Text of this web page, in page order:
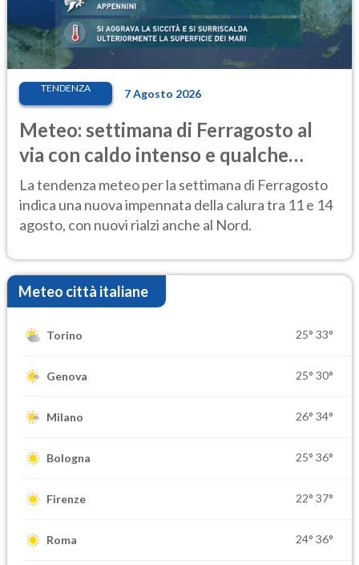
TENDENZA 7 Agosto 2026
Meteo: settimana di Ferragosto al
via con caldo intenso e qualche
temporale
La tendenza meteo per la settimana di Ferragosto
indica una nuova impennata della calura tra 11 e 14
agosto, con nuovi rialzi anche al Nord.
Meteo città italiane
Torino 25° 33°
Genova 25° 30°
Milano 26° 34°
Bologna 25° 36°
Firenze 22° 37°
Roma 24° 36°